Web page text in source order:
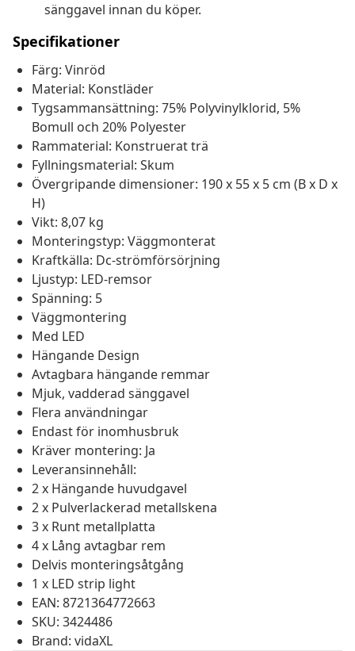
sänggavel innan du köper.
Specifikationer
Färg: Vinröd
Material: Konstläder
Tygsammansättning: 75% Polyvinylklorid, 5%
Bomull och 20% Polyester
Rammaterial: Konstruerat trä
Fyllningsmaterial: Skum
Övergripande dimensioner: 190 x 55 x 5 cm (B x D x
H)
Vikt: 8,07 kg
Monteringstyp: Väggmonterat
Kraftkälla: Dc-strömförsörjning
Ljustyp: LED-remsor
Spänning: 5
Väggmontering
Med LED
Hängande Design
Avtagbara hängande remmar
Mjuk, vadderad sänggavel
Flera användningar
Endast för inomhusbruk
Kräver montering: Ja
Leveransinnehåll:
2 x Hängande huvudgavel
2 x Pulverlackerad metallskena
3 x Runt metallplatta
4 x Lång avtagbar rem
Delvis monteringsåtgång
1 x LED strip light
EAN: 8721364772663
SKU: 3424486
Brand: vidaXL